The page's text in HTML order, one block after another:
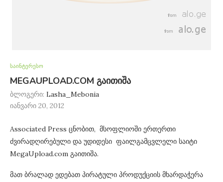
საინტერესო
MEGAUPLOAD.COM გაითიშა
ბლოგერი: Lasha_Mebonia
იანვარი 20, 2012
Associated Press ცნობით, მსოფლიოში ერთერთი
ძვირადღირებული და უდიდესი ფაილგამცვლელი საიტი
MegaUpload.com გაითიშა.
მათ ბრალად ედებათ პირატული პროდუქციის მხარდაჭერა